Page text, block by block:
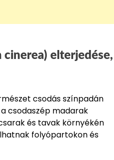
cinerea) elterjedése,
csodás színpadán
csodaszép madarak
és tavak környékén
folyópartokon és